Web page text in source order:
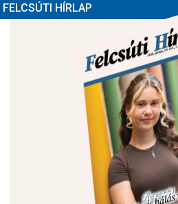
FELCSÚTI HÍRLAP